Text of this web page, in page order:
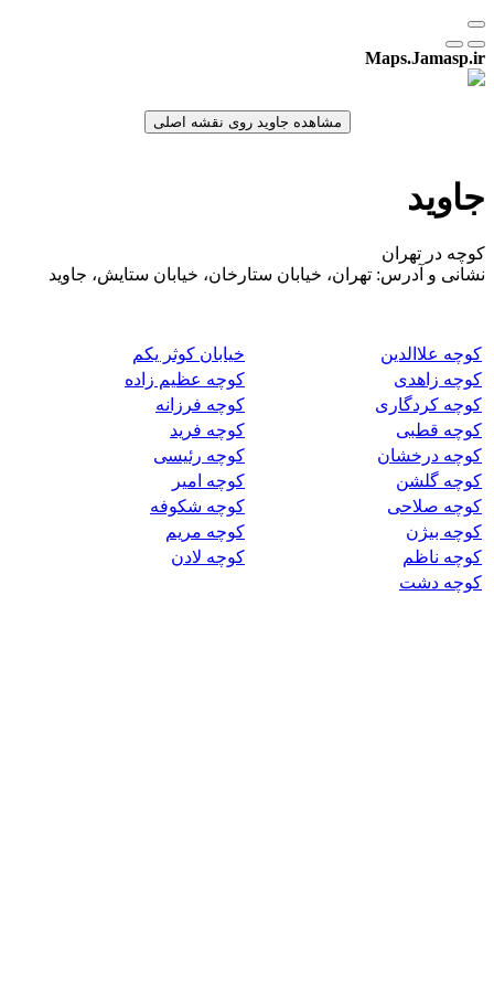
Maps.Jamasp.ir
جاوید
کوچه در تهران
نشانی و آدرس: تهران، خیابان ستارخان، خیابان ستایش، جاوید
کوچه علاالدین
خیابان کوثر یکم
کوچه زاهدی
کوچه عظیم زاده
کوچه کردگاری
کوچه فرزانه
کوچه قطبی
کوچه فرید
کوچه درخشان
کوچه رئیسی
کوچه گلشن
کوچه امیر
کوچه صلاحی
کوچه شکوفه
کوچه بیژن
کوچه مریم
کوچه ناظم
کوچه لادن
کوچه دشت